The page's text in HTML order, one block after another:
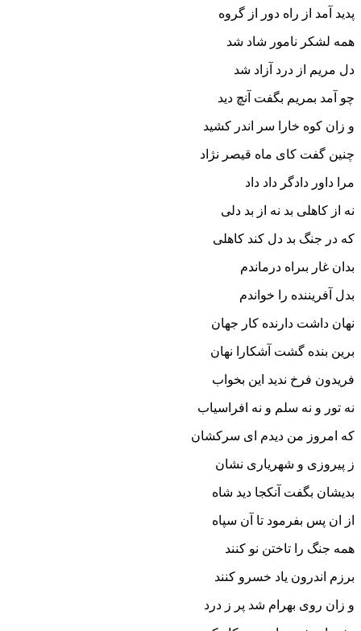
پدید آمد از راه دور از گروه‏
همه لشکر نامور شاد شد
دل مریم از درد آزاد شد
چو آمد بمریم بگفت آنچ دید
و زان کوه خارا سر اندر کشید
چنین گفت کاى ماه قیصر نژاد
مرا داور دادگر داد داد
نه از کاهلى بد نه از بد دلى
که در جنگ بد دل کند کاهلى‏
بدان غار بى‏راه درماندم
بدل آفریننده را خواندم‏
نهان داشت دارنده کار جهان
برین بنده گشت آشکارا نهان‏
فریدون فرخ ندید این بخواب
نه تور و نه سلم و نه افراسیاب‏
که امروز من دیدم اى سرکشان
ز پیروزى و شهریارى نشان‏
بدیشان بگفت آنکجا دید شاه
از ان پس بفرمود تا آن سپاه‏
همه جنگ را تاختن نو کنند
برزم اندرون یاد خسرو کنند
و زان روى بهرام شد پر ز درد